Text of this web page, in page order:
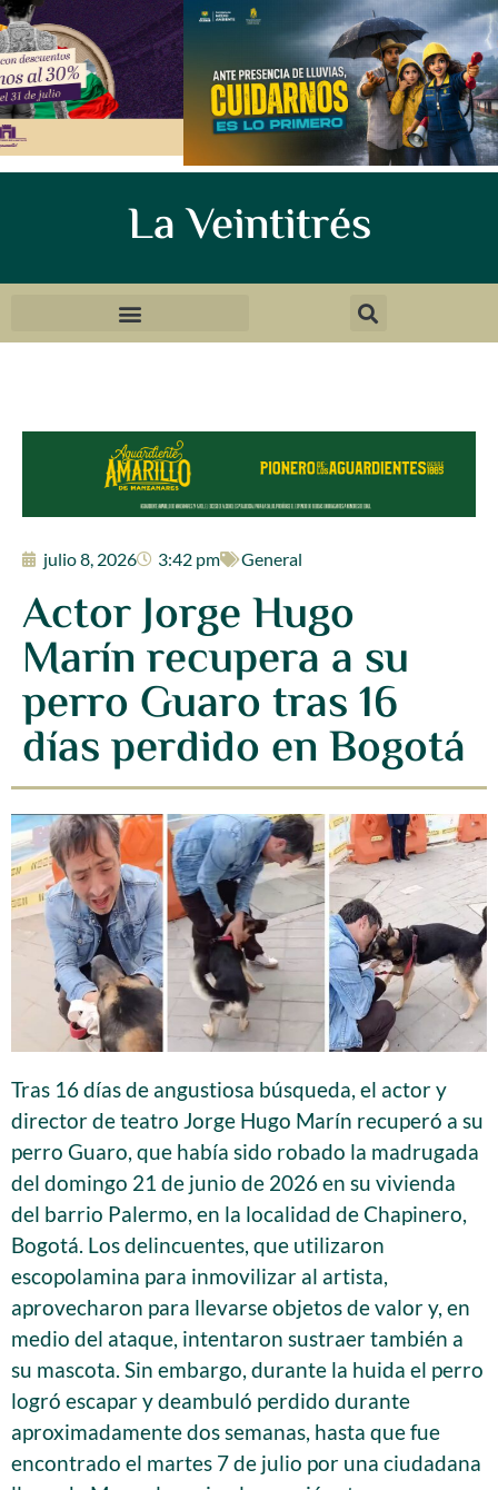
La Veintitrés
julio 8, 2026 3:42 pm General
Actor Jorge Hugo
Marín recupera a su
perro Guaro tras 16
días perdido en Bogotá
Tras 16 días de angustiosa búsqueda, el actor y
director de teatro Jorge Hugo Marín recuperó a su
perro Guaro, que había sido robado la madrugada
del domingo 21 de junio de 2026 en su vivienda
del barrio Palermo, en la localidad de Chapinero,
Bogotá. Los delincuentes, que utilizaron
escopolamina para inmovilizar al artista,
aprovecharon para llevarse objetos de valor y, en
medio del ataque, intentaron sustraer también a
su mascota. Sin embargo, durante la huida el perro
logró escapar y deambuló perdido durante
aproximadamente dos semanas, hasta que fue
encontrado el martes 7 de julio por una ciudadana